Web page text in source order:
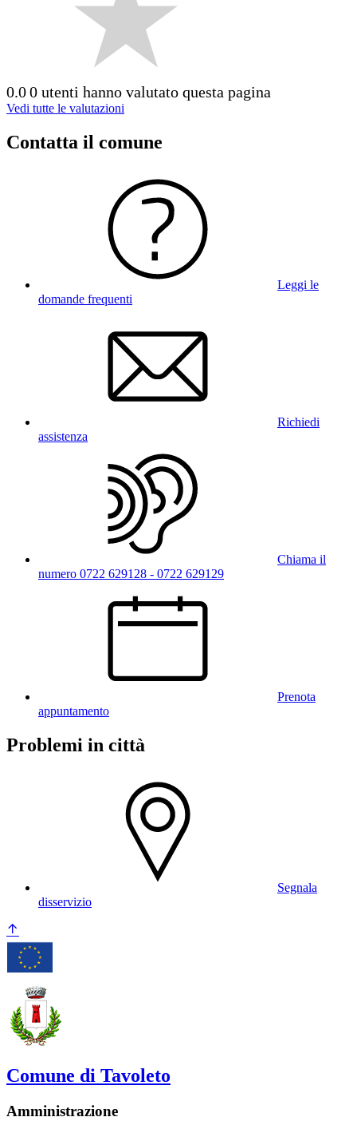
0.00 utenti hanno valutato questa pagina
Vedi tutte le valutazioni
Contatta il comune
Leggi le
domande frequenti
Richiedi
assistenza
Chiama il
numero 0722 629128 - 0722 629129
Prenota
appuntamento
Problemi in città
Segnala
disservizio
Comune di Tavoleto
Amministrazione